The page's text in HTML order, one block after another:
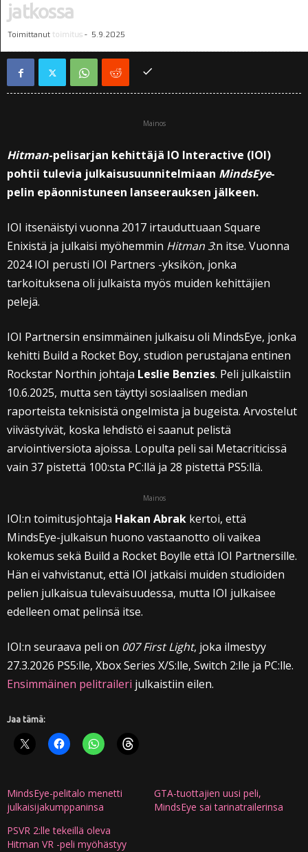
jatkossa
Toimittanut toimitus - 5.9.2025
Mainos
Hitman-pelisarjan kehittäjä IO Interactive (IOI)
pohtii tulevia julkaisusuunnitelmiaan MindsEye-
pelin epäonnistuneen lanseerauksen jälkeen.
IOI itsenäistyi vuonna 2017 irtauduttuaan Square
Enixistä ja julkaisi myöhemmin Hitman 3:n itse. Vuonna
2024 IOI perusti IOI Partners -yksikön, jonka
tarkoituksena oli julkaista myös muiden kehittäjien
pelejä.
IOI Partnersin ensimmäinen julkaisu oli MindsEye, jonka
kehitti Build a Rocket Boy, studion perustajana entinen
Rockstar Northin johtaja Leslie Benzies. Peli julkaistiin
10.6.2025, mutta sen täyttyi sosiaalisen median
raporteista teknisistä ongelmista ja bugeista. Arvostelut
viivästyivät, koska lehdistö ei saanut pelistä
arviointiversiota ajoissa. Lopulta peli sai Metacriticissä
vain 37 pistettä 100:sta PC:llä ja 28 pistettä PS5:llä.
Mainos
IOI:n toimitusjohtaja Hakan Abrak kertoi, että
MindsEye-julkaisun huono vastaanotto oli vaikea
kokemus sekä Build a Rocket Boylle että IOI Partnersille.
Hän ei vahvistanut, että IOI jatkaisi muiden studioiden
pelien julkaisua tulevaisuudessa, mutta IOI julkaisee
edelleen omat pelinsä itse.
IOI:n seuraava peli on 007 First Light, joka ilmestyy
27.3.2026 PS5:lle, Xbox Series X/S:lle, Switch 2:lle ja PC:lle.
Ensimmäinen pelitraileri julkaistiin eilen.
Jaa tämä:
MindsEye-pelitalo menetti
julkaisijakumppaninsa
GTA-tuottajien uusi peli,
MindsEye sai tarinatrailerinsa
PSVR 2:lle tekeillä oleva
Hitman VR -peli myöhästyy